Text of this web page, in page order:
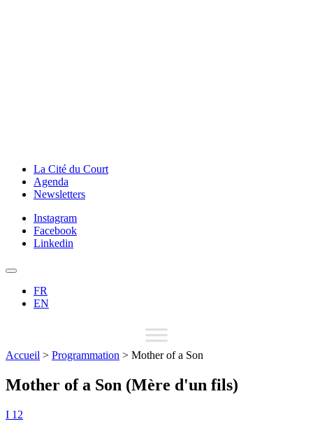
La Cité du Court
Agenda
Newsletters
Instagram
Facebook
Linkedin
FR
EN
Accueil > Programmation > Mother of a Son
Mother of a Son (Mère d'un fils)
I 12